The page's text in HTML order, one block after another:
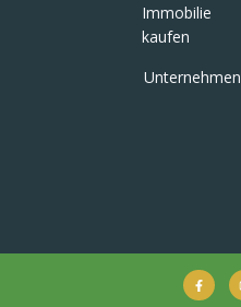
Immobilie
kaufen
Unternehmen